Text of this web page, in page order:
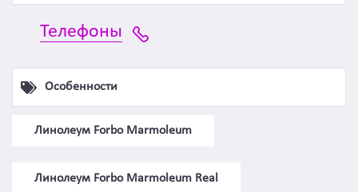
Телефоны
Особенности
Линолеум Forbo Marmoleum
Линолеум Forbo Marmoleum Real